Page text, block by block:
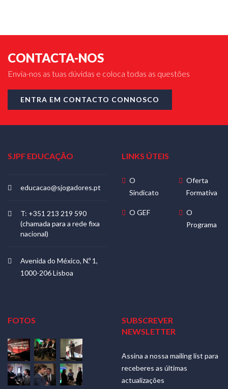
CONTACTA-NOS
Envia-nos as tuas dúvidas e coloca todas as questões
ENTRA EM CONTACTO CONNOSCO
SJPF EDUCAÇÃO
educacao@sjogadores.pt
T: +351 213 219 590
(chamada para a rede fixa
nacional)
Avenida do México, N.º 1,
1000-206 Lisboa
LINKS ÚTEIS
O
Sindicato
O GEF
Oferta
Formativa
O
Programa
FOTOS
SUBSCREVER
NEWSLETTER
Assina a nossa mailing list para
receberes as últimas
actualizações